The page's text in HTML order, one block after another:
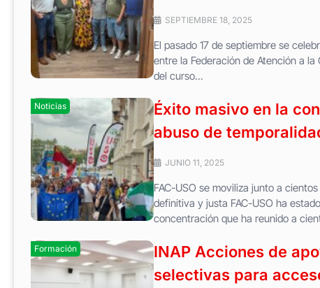
SEPTIEMBRE 18, 2025
El pasado 17 de septiembre se
entre la Federación de Atención a
del curso...
Noticias
Éxito masivo en la
abuso de
JUNIO 11, 2025
FAC-USO se moviliza junto a
definitiva y justa FAC-USO ha
concentración que ha reunido a
Formación
INAP Acciones de
selectivas para